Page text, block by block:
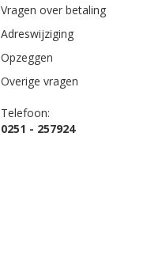
Vragen over betaling
Adreswijziging
Opzeggen
Overige vragen
Telefoon:
0251 - 257924